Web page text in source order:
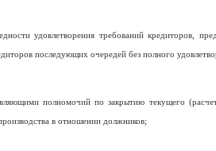
удовлетворения требований кредиторов,
последующих очередей без полного
полномочий по закрытию текущего
в отношении должников;